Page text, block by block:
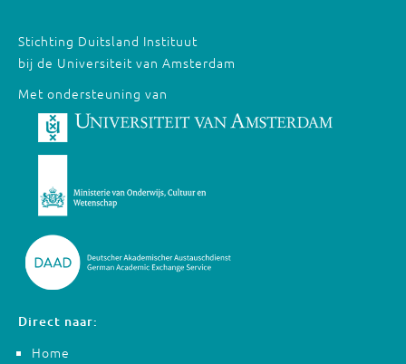
Stichting Duitsland Instituut
bij de Universiteit van Amsterdam
Met ondersteuning van
Direct naar:
Home